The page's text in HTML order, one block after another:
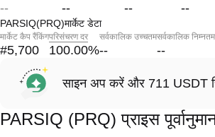
-- -- -- --
PARSIQ(PRQ)मार्केट डेटा
मार्केट कैप रैंकिंग
#5,700
परिसंचरण दर
100.00%
सर्वकालिक उच्चतम
--
सर्वकालिक निम्नतम
--
साइन अप करें और 711 USDT
PARSIQ (PRQ) प्राइस